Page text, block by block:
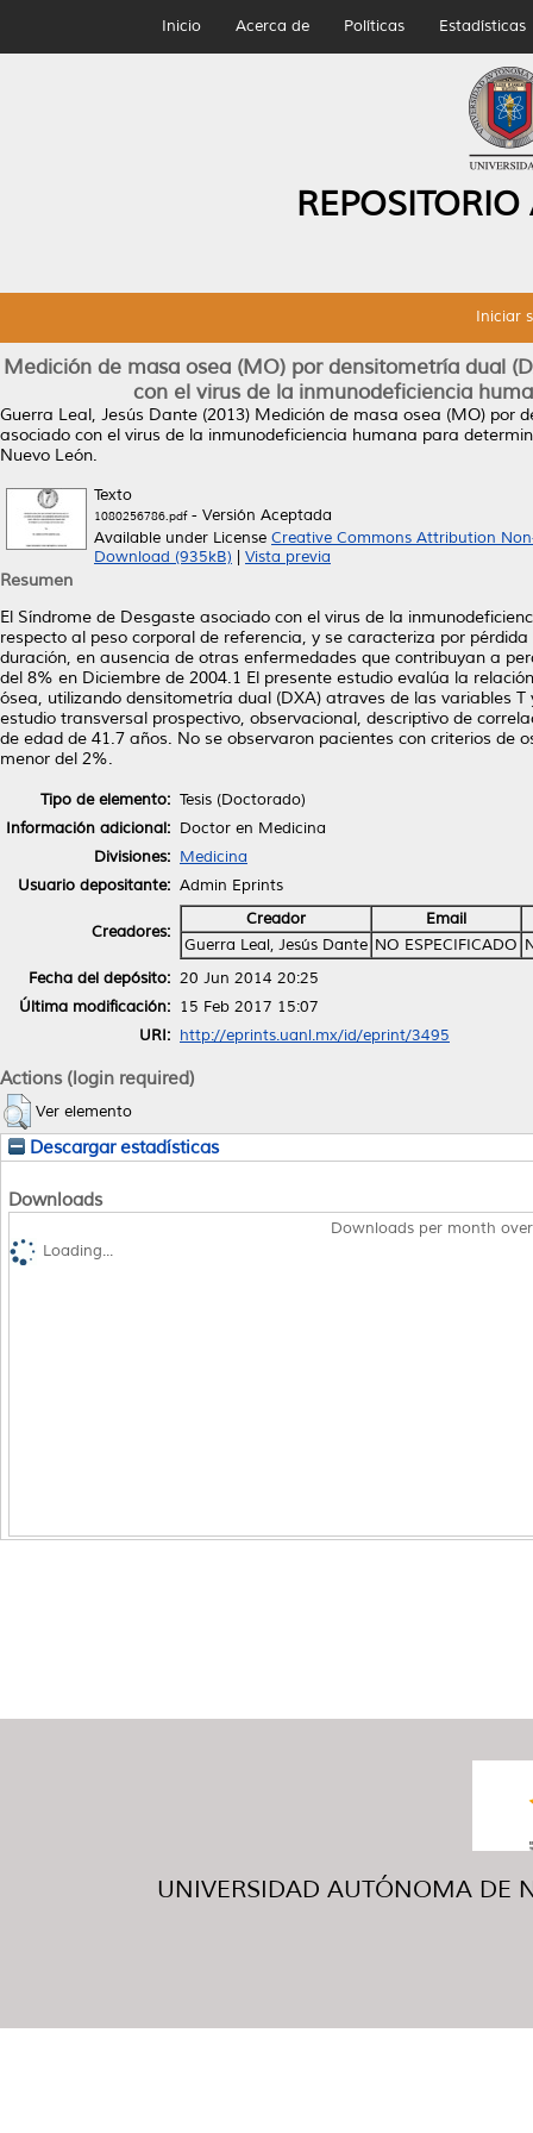
Inicio Acerca de Políticas Estadísticas
Iniciar
Medición de masa osea (MO) por densitometría dual
con el virus de la inmunodeficiencia
Guerra Leal, Jesús Dante (2013) Medición de masa osea (MO) por
asociado con el virus de la inmunodeficiencia humana para
Nuevo León.
Texto
1080256786.pdf- Versión Aceptada
Available under License Creative Commons Attribution
Download (935kB)
Vista previa
Resumen
El Síndrome de Desgaste asociado con el virus de la
respecto al peso corporal de referencia, y se caracteriza por
duración, en ausencia de otras enfermedades que contribuyan a
del 8% en Diciembre de 2004.1 El presente estudio evalúa la
ósea, utilizando densitometría dual (DXA) atraves de las variables
estudio transversal prospectivo, observacional, descriptivo de
de edad de 41.7 años. No se observaron pacientes con criterios de
menor del 2%.
Tipo de elemento: Tesis (Doctorado)
Información adicional: Doctor en Medicina
Divisiones: Medicina
Usuario depositante: Admin Eprints
Creadores:
Creador
Email
Guerra Leal, Jesús Dante NO ESPECIFICADO
Fecha del depósito: 20 Jun 2014 20:25
Última modificación: 15 Feb 2017 15:07
URI: http://eprints.uanl.mx/id/eprint/3495
Actions (login required)
Ver elemento
Descargar estadísticas
Downloads
Downloads per month
Loading...
UNIVERSIDAD AUTÓNOMA DE